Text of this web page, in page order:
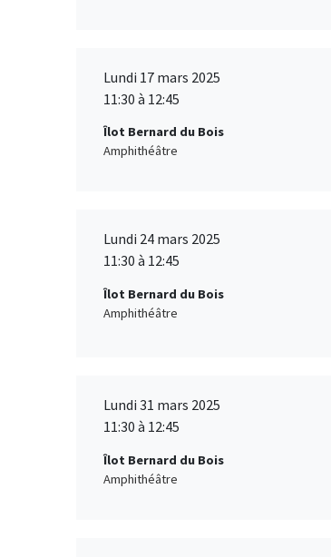
Lundi 17 mars 2025
11:30 à 12:45
Îlot Bernard du Bois
Amphithéâtre
Lundi 24 mars 2025
11:30 à 12:45
Îlot Bernard du Bois
Amphithéâtre
Lundi 31 mars 2025
11:30 à 12:45
Îlot Bernard du Bois
Amphithéâtre